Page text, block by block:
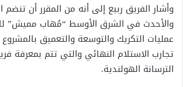
وأشار الفريق ربيع إلى أنه من المقرر أن تنضم
والأحدث في الشرق الأوسط “مُهاب مميش”
عمليات التكريك والتوسعة والتعميق بالمشروع
تجارب الاستلام النهائي والتي تتم بمعرفة
الترسانة الهولندية.